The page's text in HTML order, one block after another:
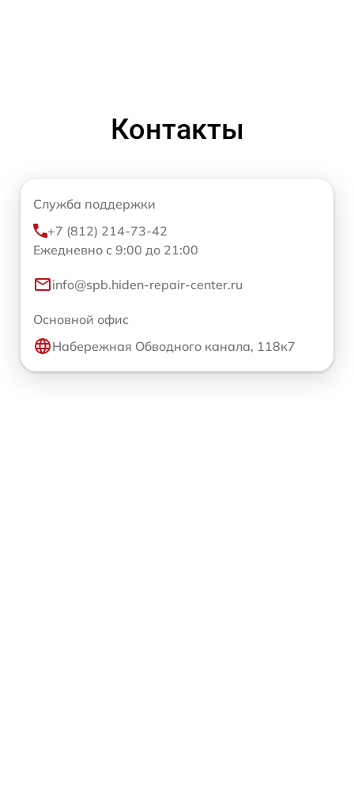
Контакты
Служба поддержки
+7 (812) 214-73-42
Ежедневно с 9:00 до 21:00
info@spb.hiden-repair-center.ru
Основной офис
Набережная Обводного канала, 118к7